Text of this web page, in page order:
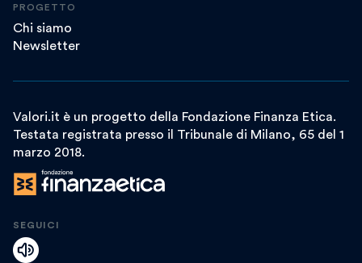
PROGETTO
Chi siamo
Newsletter
Valori.it è un progetto della Fondazione Finanza Etica.
Testata registrata presso il Tribunale di Milano, 65 del 1
marzo 2018.
SEGUICI